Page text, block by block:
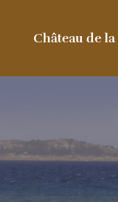
Château de